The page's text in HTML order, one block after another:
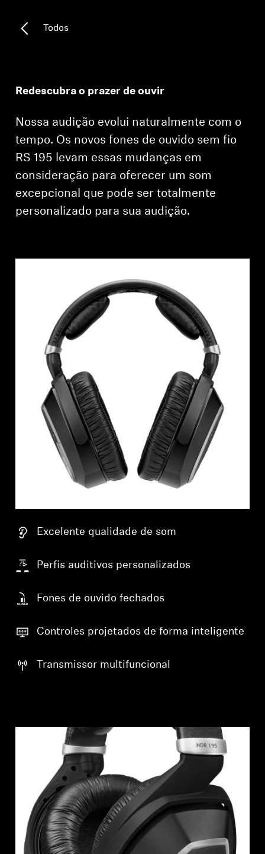
Todas as ofertas
Tecnologia
Espaço Sonoro
Todos
Redescubra o prazer de ouvir
Nossa audição evolui naturalmente com o
tempo. Os novos fones de ouvido sem fio
RS 195 levam essas mudanças em
consideração para oferecer um som
excepcional que pode ser totalmente
personalizado para sua audição.
Excelente qualidade de som
Perfis auditivos personalizados
Fones de ouvido fechados
Controles projetados de forma inteligente
Transmissor multifuncional